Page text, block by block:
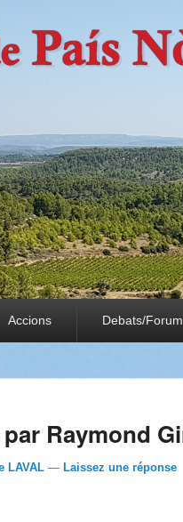
Accions Debats/Forum
Raymond
LAVAL — Laissez une réponse